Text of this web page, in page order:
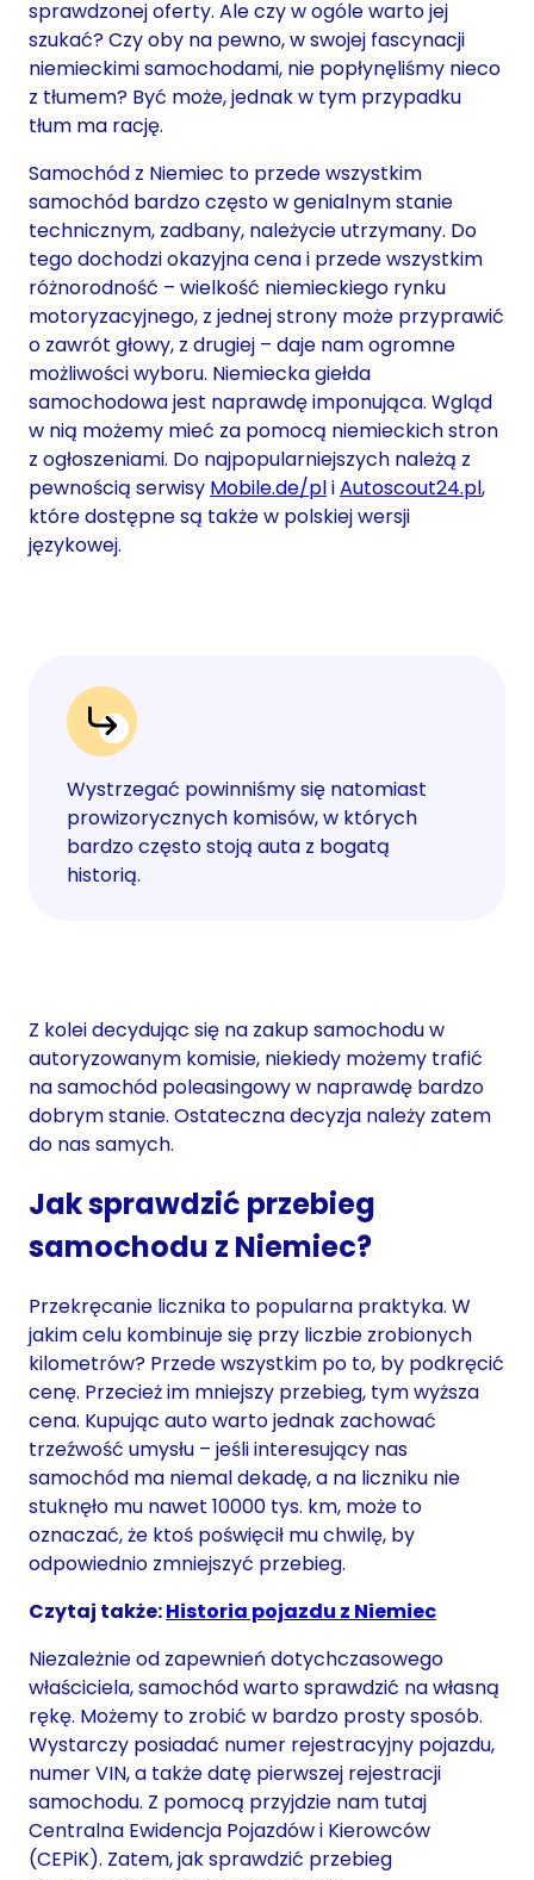
sprawdzonej oferty. Ale czy w ogóle warto jej
szukać? Czy oby na pewno, w swojej fascynacji
niemieckimi samochodami, nie popłynęliśmy nieco
z tłumem? Być może, jednak w tym przypadku
tłum ma rację.
Samochód z Niemiec to przede wszystkim
samochód bardzo często w genialnym stanie
technicznym, zadbany, należycie utrzymany. Do
tego dochodzi okazyjna cena i przede wszystkim
różnorodność – wielkość niemieckiego rynku
motoryzacyjnego, z jednej strony może przyprawić
o zawrót głowy, z drugiej – daje nam ogromne
możliwości wyboru. Niemiecka giełda
samochodowa jest naprawdę imponująca. Wgląd
w nią możemy mieć za pomocą niemieckich stron
z ogłoszeniami. Do najpopularniejszych należą z
pewnością serwisy Mobile.de/pliAutoscout24.pl,
które dostępne są także w polskiej wersji
językowej.
Wystrzegać powinniśmy się natomiast
prowizorycznych komisów, w których
bardzo często stoją auta z bogatą
historią.
Z kolei decydując się na zakup samochodu w
autoryzowanym komisie, niekiedy możemy trafić
na samochód poleasingowy w naprawdę bardzo
dobrym stanie. Ostateczna decyzja należy zatem
do nas samych.
Jak sprawdzić przebieg
samochodu z Niemiec?
Przekręcanie licznika to popularna praktyka. W
jakim celu kombinuje się przy liczbie zrobionych
kilometrów? Przede wszystkim po to, by podkręcić
cenę. Przecież im mniejszy przebieg, tym wyższa
cena. Kupując auto warto jednak zachować
trzeźwość umysłu – jeśli interesujący nas
samochód ma niemal dekadę, a na liczniku nie
stuknęło mu nawet 10000 tys. km, może to
oznaczać, że ktoś poświęcił mu chwilę, by
odpowiednio zmniejszyć przebieg.
Czytaj także:Historia pojazdu z Niemiec
Niezależnie od zapewnień dotychczasowego
właściciela, samochód warto sprawdzić na własną
rękę. Możemy to zrobić w bardzo prosty sposób.
Wystarczy posiadać numer rejestracyjny pojazdu,
numer VIN, a także datę pierwszej rejestracji
samochodu. Z pomocą przyjdzie nam tutaj
Centralna Ewidencja Pojazdów i Kierowców
(CEPiK). Zatem, jak sprawdzić przebieg